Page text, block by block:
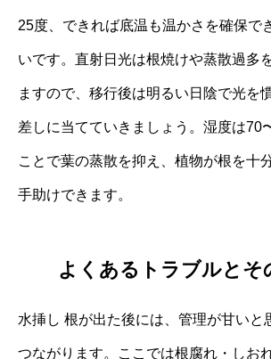
25度、できれば底温も温かさを確保で
いです。直射日光は根焼けや蒸散過多
ますので、移行後は明るい日陰で光を
差しに当てていきましょう。湿度は70
ことで葉の蒸散を抑え、植物が根を十
手助けできます。
よくあるトラブルとそ
水挿し 根が出た後には、管理が甘いと
つながります。ここでは根腐れ・しお